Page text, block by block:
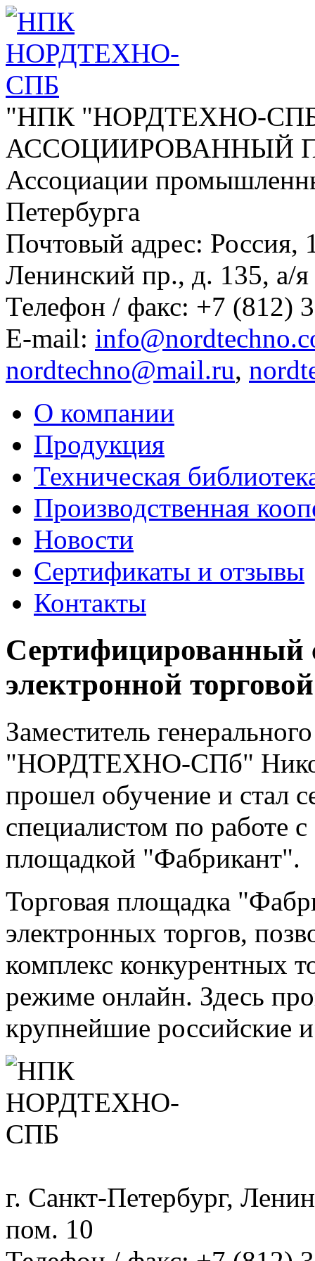
"НПК "НОРДТЕХНО-
АССОЦИИРОВАННЫЙ
Ассоциации
Петербурга
Почтовый адрес: Россия,
Ленинский пр., д. 135, а/
Телефон / факс: +7 (812)
E-mail:
nordtechno@mail.ru,
О компании
Продукция
Техническая
Производственная
Новости
Сертификаты и отзывы
Контакты
Сертифицированный
электронной
Заместитель
"НОРДТЕХНО-СПб"
прошел обучение и стал
специалистом по работе
площадкой "Фабрикант".
Торговая площадка
электронных торгов,
комплекс конкурентных
режиме онлайн. Здесь
крупнейшие российские
г. Санкт-Петербург,
пом. 10